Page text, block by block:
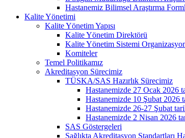
Hastanemiz Bilimsel Araştırma
Kalite Yönetimi
Kalite Yönetim Yapısı
Kalite Yönetim Direktörü
Kalite Yönetim Sistemi Organizasyon
Komiteler
Temel Politikamız
Akreditasyon Sürecimiz
TÜSKA/SAS Hazırlık Sürecimiz
Hastanemizde 27 Ocak 2026
Hastanemizde 10 Şubat 2026
Hastanemizde 26-27 Şubat
Hastanemizde 2 Nisan 2026
SAS Göstergeleri
Sağlıkta Akreditasyon Standartları